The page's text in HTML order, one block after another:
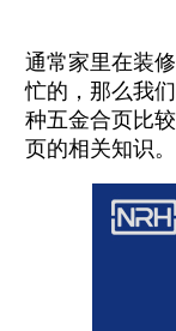
通常家里在装
忙的，那么我
种五金合页比
页的相关知识。